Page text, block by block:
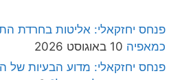
פנחס יחזקאלי: אליטות בחרדת
כמאפיה 10 באוגוסט 2026
פנחס יחזקאלי: מדוע הבעיות של